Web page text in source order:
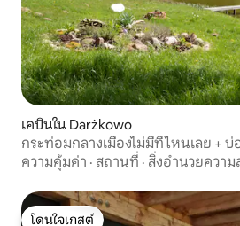
เคบินใน Darżkowo
กระท่อมกลางเมืองไม่มีที่ไหนเลย + บ่
ความคุ้มค่า · สถานที่ · สิ่งอำนวยความ
โดนใจเกสต์